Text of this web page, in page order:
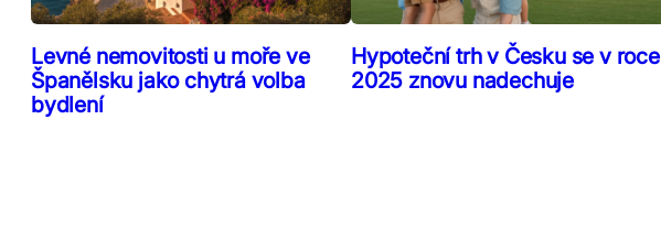
Levné nemovitosti u moře ve
Španělsku jako chytrá volba
bydlení
Hypoteční trh v Česku se v roce
2025 znovu nadechuje